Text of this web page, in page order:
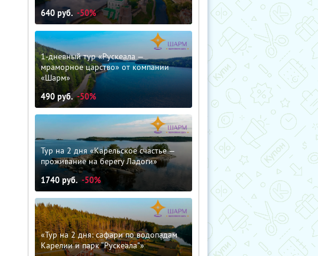
640 руб. -50%
1-дневный тур «Рускеала —
мраморное царство» от компании
«Шарм»
490 руб. -50%
Тур на 2 дня «Карельское счастье —
проживание на берегу Ладоги»
1740 руб. -50%
«Тур на 2 дня: сафари по водопадам
Карелии и парк “Рускеала"»